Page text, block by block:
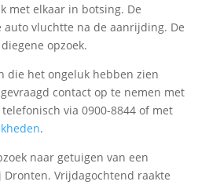
met elkaar in botsing. De
vluchtte na de aanrijding. De
opzoek.
die het ongeluk hebben zien
contact op te nemen met
via 0900-8844 of met
.
naar getuigen van een
Vrijdagochtend raakte